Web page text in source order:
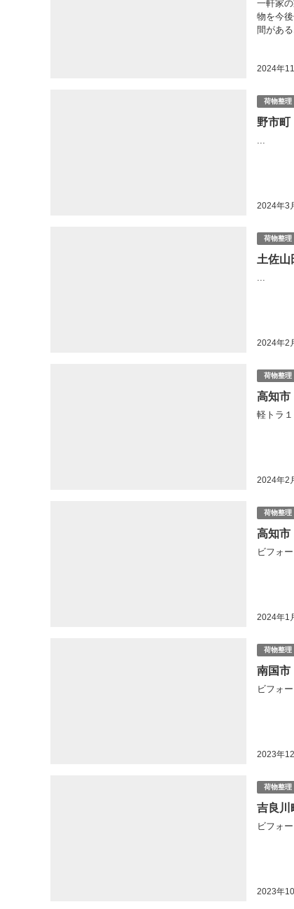
2024年
一軒家
物を今
間がある
荷物整理
野市
2024年3
荷物整理
土佐
2024年2
荷物整理
高知
2024年2
軽トラ１
荷物整理
高知
2024年1
ビフォ
荷物整理
南国
2023年
ビフォ
荷物整理
吉良
2023年
ビフォ